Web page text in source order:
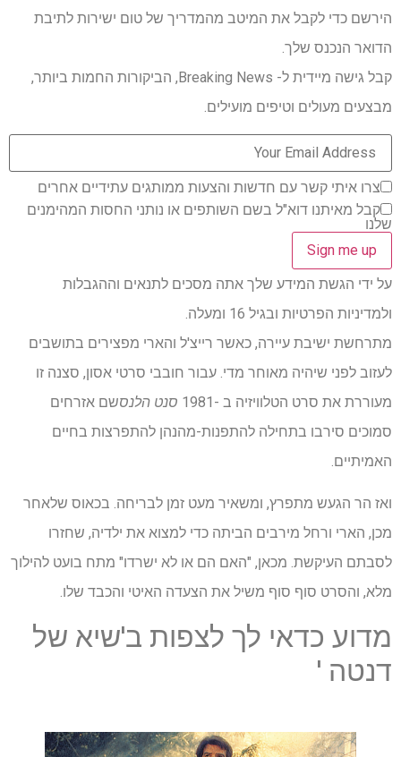
הירשם כדי לקבל את המיטב מהמדריך של טום ישירות לתיבת
הדואר הנכנס שלך.
קבל גישה מיידית ל- Breaking News, הביקורות החמות ביותר,
מבצעים מעולים וטיפים מועילים.
צרו איתי קשר עם חדשות והצעות ממותגים עתידיים אחרים
קבל מאיתנו דוא"ל בשם השותפים או נותני החסות המהימנים
שלנו
על ידי הגשת המידע שלך אתה מסכים לתנאים וההגבלות
ולמדיניות הפרטיות ובגיל 16 ומעלה.
מתרחשת ישיבת עיירה, כאשר רייצ'ל והארי מפצירים בתושבים
לעזוב לפני שיהיה מאוחר מדי. עבור חובבי סרטי אסון, סצנה זו
מעוררת את סרט הטלוויזיה ב -1981
סנט הלנסשם אזרחים
סמוכים סירבו בתחילה להתפנות-מהנהן להתפרצות בחיים
האמיתיים.
ואז הר הגעש מתפרץ, ומשאיר מעט זמן לבריחה. בכאוס שלאחר
מכן, הארי ורחל מירבים הביתה כדי למצוא את ילדיה, שחזרו
לסבתם העיקשת. מכאן, "האם הם או לא ישרדו" מתח בועט להילוך
מלא, והסרט סוף סוף משיל את הצעדה האיטי והכבד שלו.
מדוע כדאי לך לצפות ב'שיא של
דנטה '